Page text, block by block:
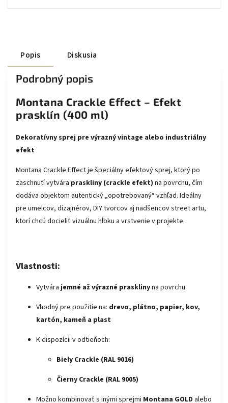
Popis Diskusia
Podrobný popis
Montana Crackle Effect – Efekt
prasklín (400 ml)
Dekoratívny sprej pre výrazný vintage alebo industriálny
efekt
Montana Crackle Effect je špeciálny efektový sprej, ktorý po
zaschnutí vytvára praskliny (crackle efekt) na povrchu, čím
dodáva objektom autentický „opotrebovaný“ vzhľad. Ideálny
pre umelcov, dizajnérov, DIY tvorcov aj nadšencov street artu,
ktorí chcú docieliť vizuálnu hĺbku a vrstvenie v projekte.
Vlastnosti:
Vytvárajemné až výrazné prasklinyna povrchu
Vhodný pre použitie na: drevo, plátno, papier, kov,
kartón, kameň a plast
K dispozícii v odtieňoch:
Biely Crackle (RAL 9016)
Čierny Crackle (RAL 9005)
Možno kombinovať s inými sprejmi Montana GOLD alebo